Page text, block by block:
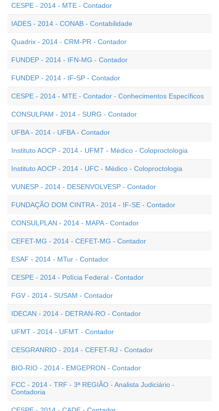
CESPE - 2014 - MTE - Contador
IADES - 2014 - CONAB - Contabilidade
Quadrix - 2014 - CRM-PR - Contador
FUNDEP - 2014 - IFN-MG - Contador
FUNDEP - 2014 - IF-SP - Contador
CESPE - 2014 - MTE - Contador - Conhecimentos Específicos
CONSULPAM - 2014 - SURG - Contador
UFBA - 2014 - UFBA - Contador
Instituto AOCP - 2014 - UFMT - Médico - Coloproctologia
Instituto AOCP - 2014 - UFC - Médico - Coloproctologia
VUNESP - 2014 - DESENVOLVESP - Contador
FUNDAÇÃO DOM CINTRA - 2014 - IF-SE - Contador
CONSULPLAN - 2014 - MAPA - Contador
CEFET-MG - 2014 - CEFET-MG - Contador
ESAF - 2014 - MTur - Contador
CESPE - 2014 - Polícia Federal - Contador
FGV - 2014 - SUSAM - Contador
IDECAN - 2014 - DETRAN-RO - Contador
UFMT - 2014 - UFMT - Contador
CESGRANRIO - 2014 - CEFET-RJ - Contador
BIO-RIO - 2014 - EMGEPRON - Contador
FCC - 2014 - TRF - 3ª REGIÃO - Analista Judiciário -
Contadoria